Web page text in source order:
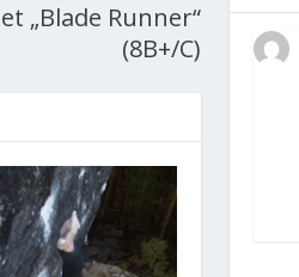
„Blade Runner“
(8B+/C)